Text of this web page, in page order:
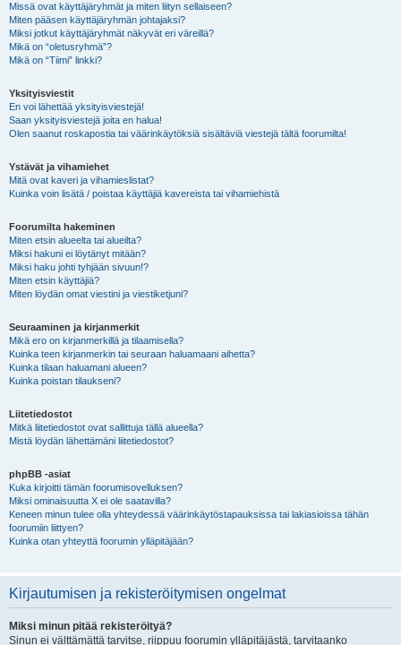
Missä ovat käyttäjäryhmät ja miten liityn sellaiseen?
Miten pääsen käyttäjäryhmän johtajaksi?
Miksi jotkut käyttäjäryhmät näkyvät eri väreillä?
Mikä on “oletusryhmä”?
Mikä on “Tiimi” linkki?
Yksityisviestit
En voi lähettää yksityisviestejä!
Saan yksityisviestejä joita en halua!
Olen saanut roskapostia tai väärinkäytöksiä sisältäviä viestejä tältä foorumilta!
Ystävät ja vihamiehet
Mitä ovat kaveri ja vihamieslistat?
Kuinka voin lisätä / poistaa käyttäjiä kavereista tai vihamiehistä
Foorumilta hakeminen
Miten etsin alueelta tai alueilta?
Miksi hakuni ei löytänyt mitään?
Miksi haku johti tyhjään sivuun!?
Miten etsin käyttäjiä?
Miten löydän omat viestini ja viestiketjuni?
Seuraaminen ja kirjanmerkit
Mikä ero on kirjanmerkillä ja tilaamisella?
Kuinka teen kirjanmerkin tai seuraan haluamaani aihetta?
Kuinka tilaan haluamani alueen?
Kuinka poistan tilaukseni?
Liitetiedostot
Mitkä liitetiedostot ovat sallittuja tällä alueella?
Mistä löydän lähettämäni liitetiedostot?
phpBB -asiat
Kuka kirjoitti tämän foorumisovelluksen?
Miksi ominaisuutta X ei ole saatavilla?
Keneen minun tulee olla yhteydessä väärinkäytöstapauksissa tai lakiasioissa tähän
foorumiin liittyen?
Kuinka otan yhteyttä foorumin ylläpitäjään?
Kirjautumisen ja rekisteröitymisen ongelmat
Miksi minun pitää rekisteröityä?
Sinun ei välttämättä tarvitse, riippuu foorumin ylläpitäjästä, tarvitaanko